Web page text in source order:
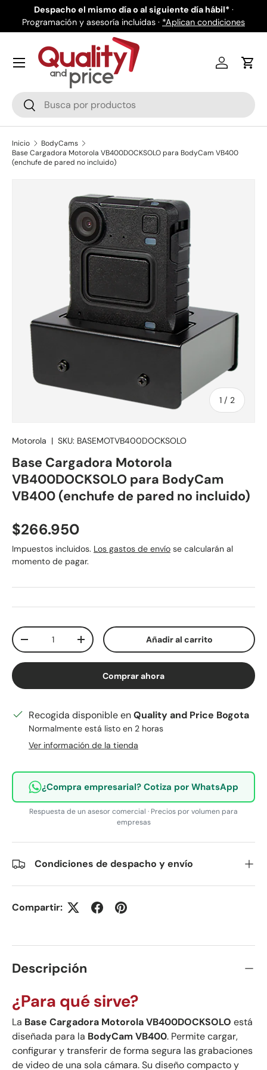
Ir al contenido
Despacho el mismo día o al siguiente día hábil*·
Programación y asesoría incluidas · *Aplican condiciones
Buscar
Buscar
Iniciar
Inicio
BodyCams
Base Cargadora Motorola VB400DOCKSOLO para BodyCam VB400
(enchufe de pared no incluido)
Ir directamente a la información del producto
1 / de
2
Motorola | SKU: BASEMOTVB400DOCKSOLO
Base Cargadora Motorola
VB400DOCKSOLO para BodyCam
VB400 (enchufe de pared no incluido)
Precio normal
$266.950
Impuestos incluidos. Los gastos de envío se calcularán al
momento de pagar.
Cant.
Disminuir cantidadAumentar la cantidadAñadir al carrito
Comprar ahora
Recogida disponible enQuality and Price Bogota
Normalmente está listo en 2 horas
Ver información de la tienda
¿Compra empresarial? Cotiza por WhatsApp
Respuesta de un asesor comercial · Precios por volumen para
empresas
Condiciones de despacho y envío
Compartir:
Descripción
¿Para qué sirve?
La Base Cargadora Motorola VB400DOCKSOLO está
diseñada para la BodyCam VB400. Permite cargar,
configurar y transferir de forma segura las grabaciones
de video de una sola cámara. Su diseño compacto y